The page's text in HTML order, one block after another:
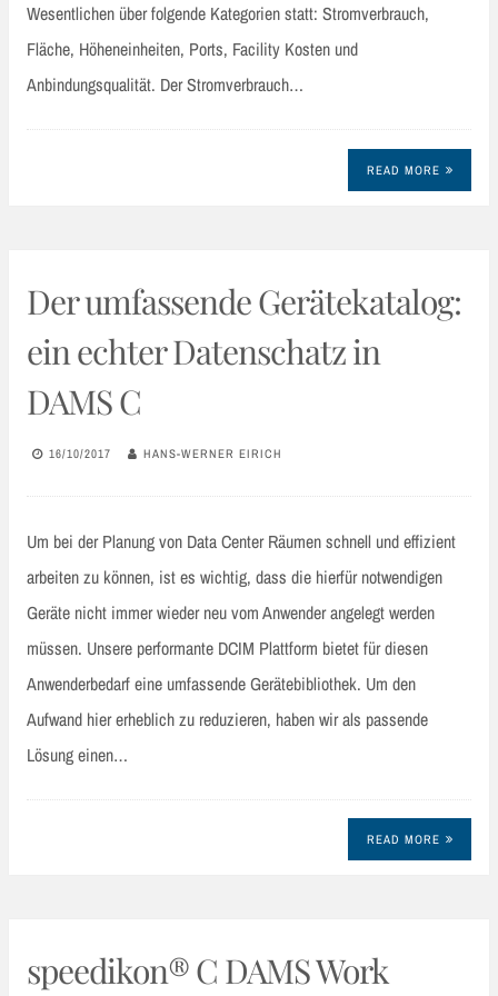
Wesentlichen über folgende Kategorien statt: Stromverbrauch,
Fläche, Höheneinheiten, Ports, Facility Kosten und
Anbindungsqualität. Der Stromverbrauch…
READ MORE
Der umfassende Gerätekatalog:
ein echter Datenschatz in
DAMS C
16/10/2017 HANS-WERNER EIRICH
Um bei der Planung von Data Center Räumen schnell und effizient
arbeiten zu können, ist es wichtig, dass die hierfür notwendigen
Geräte nicht immer wieder neu vom Anwender angelegt werden
müssen. Unsere performante DCIM Plattform bietet für diesen
Anwenderbedarf eine umfassende Gerätebibliothek. Um den
Aufwand hier erheblich zu reduzieren, haben wir als passende
Lösung einen…
READ MORE
speedikon® C DAMS Work